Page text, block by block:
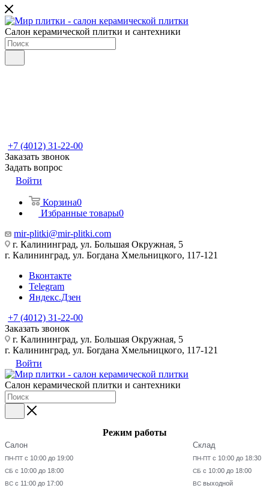
Салон керамической плитки и сантехники
+7 (4012) 31-22-00
Заказать звонок
Задать вопрос
Войти
Корзина0
Избранные товары0
mir-plitki@mir-plitki.com
г. Калининград, ул. Большая Окружная, 5
г. Калининград, ул. Богдана Хмельницкого, 117-121
Вконтакте
Telegram
Яндекс.Дзен
+7 (4012) 31-22-00
Заказать звонок
г. Калининград, ул. Большая Окружная, 5
г. Калининград, ул. Богдана Хмельницкого, 117-121
Войти
Салон керамической плитки и сантехники
Режим работы
Салон
ПН-ПТ с 10:00 до 19:00
СБ с 10:00 до 18:00
ВС с 11:00 до 17:00
Склад
ПН-ПТ с 10:00 до 18:30
СБ с 10:00 до 18:00
ВС выходной